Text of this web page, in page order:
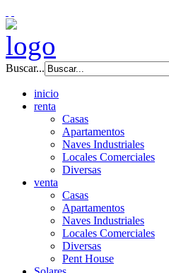
Buscar...
inicio
renta
Casas
Apartamentos
Naves Industriales
Locales Comerciales
Diversas
venta
Casas
Apartamentos
Naves Industriales
Locales Comerciales
Diversas
Pent House